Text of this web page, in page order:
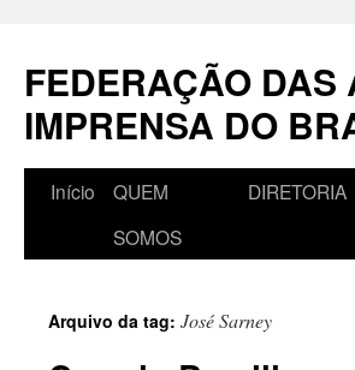
conteúdo
FEDERAÇÃO DAS
IMPRENSA DO
Início
QUEM
SOMOS
DIRETORIA
Arquivo da tag: José Sarney